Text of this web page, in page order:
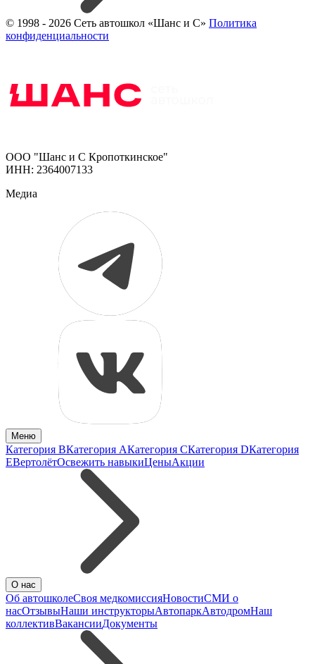
© 1998 - 2026 Сеть автошкол «Шанс и С» Политика
конфиденциальности
ООО "Шанс и С Кропоткинское"
ИНН: 2364007133
Медиа
Меню
Категория BКатегория AКатегория CКатегория DКатегория
EВертолётОсвежить навыкиЦеныАкции
О нас
Об автошколеСвоя медкомиссияНовостиСМИ о
насОтзывыНаши инструкторыАвтопаркАвтодромНаш
коллективВакансииДокументы